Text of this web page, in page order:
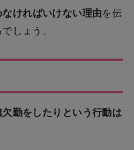
ければいけない理由を伝
しょう。
勤をしたりという行動は